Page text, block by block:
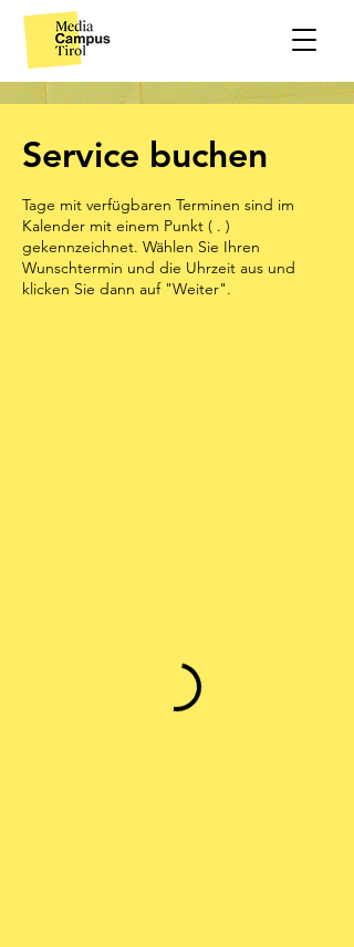
Service buchen
Tage mit verfügbaren Terminen sind im
Kalender mit einem Punkt ( . )
gekennzeichnet. Wählen Sie Ihren
Wunschtermin und die Uhrzeit aus und
klicken Sie dann auf "Weiter".